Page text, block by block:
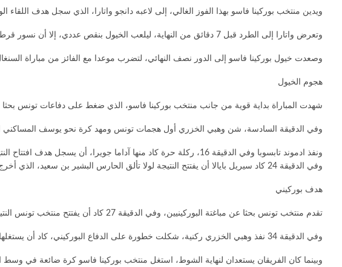
ويدين منتخب بوركينا فاسو بهذا الفوز الغالي، إلى لاعبه دانجو واتارا، الذي سجل هدف اللقاء الوحيد في الدقيقة
وتعرض واتارا إلى الطرد قبل 7 دقائق من النهاية، ليلعب الخيول بنقص عددي، إلا أن نسور قرطاج فشلوا في استغلال النقص العددي والعودة في النتيجة.
وصعدت خيول بوركينا فاسو إلى الدور نصف النهائي، لتضرب موعدا مع الفائز من مباراة السنغال
هجوم الخيول
شهدت المباراة بداية قوية من جانب منتخب بوركينا فاسو، الذي ضغط على دفاعات تونس
وفي الدقيقة السادسة، شن وهبي الخزري أول هجمات تونس ومهد كرة نحو يوسف المساكني
ونفذ ادموند تابسوبا وفي الدقيقة 16، ركلة حرة كاد منها آداما جويرا، أن يسجل هدف افتتاح النتيجة، لكن الحارس البشير بن سعيد كان في المكان المناسب.
وفي الدقيقة 24 كاد سيريل بايالا أن يفتتح النتيجة لولا تألق الحارس البشير بن سعيد، الذي أخرج الكرة إلى الضربة الركنية.
هدف بوركيني
تقدم منتخب تونس بحثا عن مباغتة البوركينيين، وفي الدقيقة 27 كاد أن يفتتح منتخب تونس النتيجة من ركلة حرة مباشرة نفذها وهبي الخزري، لكن الحارس البوركيني أنقذ الموقف في آخر لحظة وحول الكرة إلى الركلة الركنية.
وفي الدقيقة 34 نفذ وهبي الخزري ركنية، شكلت خطورة على الدفاع البوركيني، كاد أن يستغلها عيسى العيدوني لكن كرته أخطأت المرمى.
وبينما كان الفريقان يستعدان لنهاية الشوط، استغل منتخب بوركينا فاسو كرة ضائعة في